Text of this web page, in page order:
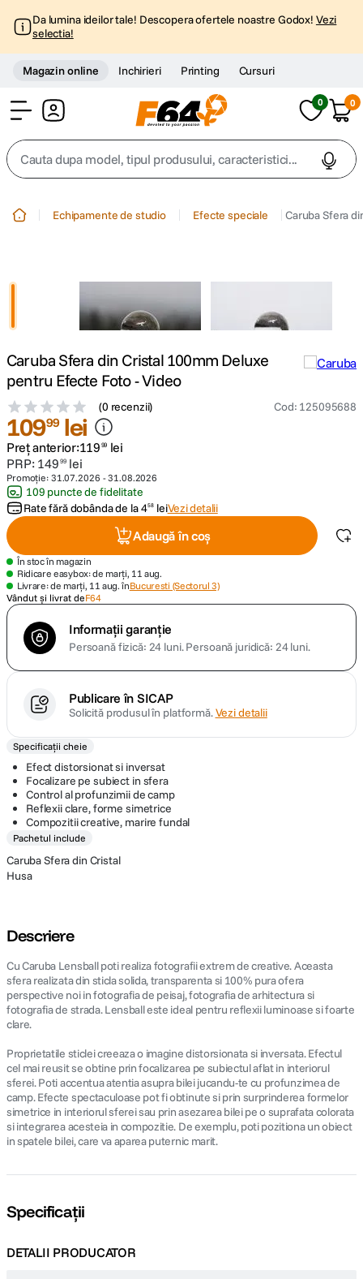
Da lumina ideilor tale! Descopera ofertele noastre Godox! Vezi
selectia!
Magazin online Inchirieri Printing Cursuri
0 0
Cauta dupa model, tipul produsului, caracteristici...
trepied
trepied telefon
4. peak design
canon sx740 hs
6. lavaliera
7. sony fx
8. card memorie
9. dji mic mini
10 dji osmo
Echipamente de studio Efecte speciale Caruba Sfera
Caruba Sfera din Cristal 100mm Deluxe
pentru Efecte Foto - Video
(0 recenzii) Cod: 125095688
10999 lei
Preț anterior:119 99 lei
PRP: 149 99 lei
Promoție: 31.07.2026 -31.08.2026
109 puncte de fidelitate
Rate fără dobânda de la458 leiVezi detalii
Adaugă în coș
În stoc în magazin
Ridicare easybox: de marți, 11 aug.
Livrare: de marți, 11 aug. înBucuresti (Sectorul 3)
Vândut și livrat deF64
Informații garanție
Persoană fizică: 24 luni.Persoană juridică: 24 luni.
Publicare în SICAP
Solicită produsul în platformă.Vezi detalii
Specificații cheie
Efect distorsionat si inversat
Focalizare pe subiect in sfera
Control al profunzimii de camp
Reflexii clare, forme simetrice
Compozitii creative, marire fundal
Pachetul include
Caruba Sfera din Cristal
Husa
Descriere
Cu Caruba Lensball poti realiza fotografii extrem de creative. Aceasta
sfera realizata din sticla solida, transparenta si 100% pura ofera
perspective noi in fotografia de peisaj, fotografia de arhitectura si
fotografia de strada. Lensball este ideal pentru reflexii luminoase si foarte
clare.
Proprietatile sticlei creeaza o imagine distorsionata si inversata. Efectul
cel mai reusit se obtine prin focalizarea pe subiectul aflat in interiorul
sferei. Poti accentua atentia asupra bilei jucandu-te cu profunzimea de
camp. Efecte spectaculoase pot fi obtinute si prin surprinderea formelor
simetrice in interiorul sferei sau prin asezarea bilei pe o suprafata colorata
si integrarea acesteia in compozitie. De exemplu, poti pozitiona un obiect
in spatele bilei, care va aparea puternic marit.
Specificații
DETALII PRODUCATOR